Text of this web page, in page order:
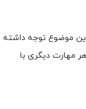
موضوع توجه داشته
مهارت دیگری با